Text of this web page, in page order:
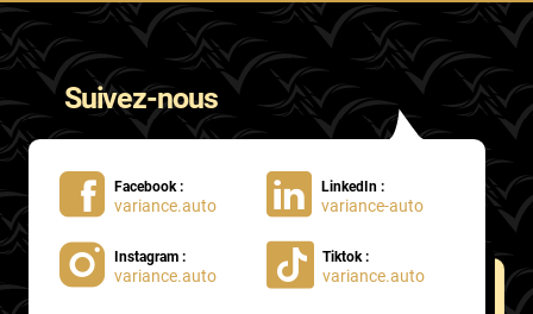
Saturn
Scania
Scion
Skoda
Smart
Ssangyong
Suivez-nous
Facebook :
variance.auto
LinkedIn :
variance-auto
Instagram :
variance.auto
Tiktok :
variance.auto